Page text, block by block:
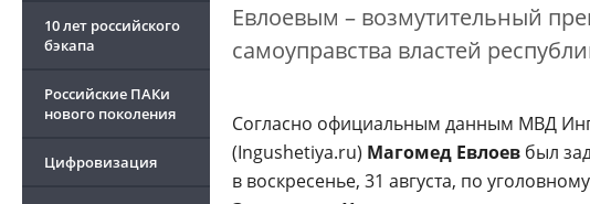
10 лет российского
бэкапа
Российские ПАКи
нового поколения
Цифровизация
Евлоевым – возмутительный
самоуправства властей
Согласно официальным данным МВД
(Ingushetiya.ru) Магомед Евлоев был
в воскресенье, 31 августа, по